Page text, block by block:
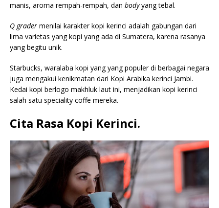
manis, aroma rempah-rempah, dan bodyyang tebal.
Q grader menilai karakter kopi kerinci adalah gabungan dari
lima varietas yang kopi yang ada di Sumatera, karena rasanya
yang begitu unik.
Starbucks, waralaba kopi yang yang populer di berbagai negara
juga mengakui kenikmatan dari Kopi Arabika kerinci Jambi.
Kedai kopi berlogo makhluk laut ini, menjadikan kopi kerinci
salah satu speciality coffe mereka.
Cita Rasa Kopi Kerinci.